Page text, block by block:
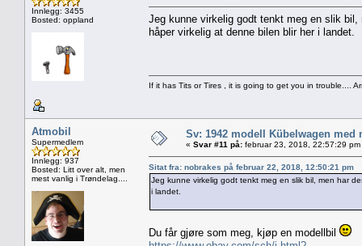
Innlegg: 3455
Bosted: oppland
Jeg kunne virkelig godt tenkt meg en slik
håper virkelig at denne bilen blir her i landet.
If it has Tits or Tires , it is going to get you in trouble....
Atmobil
Supermedlem
Innlegg: 937
Bosted: Litt over alt, men
mest vanlig i Trøndelag....
Sv: 1942 modell Kübelwagen
« Svar #11 på: februar 23, 2018, 22:57:29 pm
Sitat fra: nobrakes på februar 22, 2018, 12:50:21 pm
Jeg kunne virkelig godt tenkt meg en slik bil, men har
i landet.
Du får gjøre som meg, kjøp en modellbil